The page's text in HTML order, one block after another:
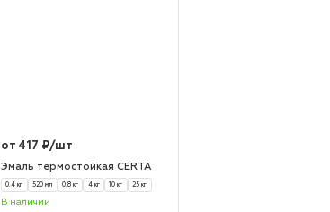
от 417 ₽/шт
Эмаль термостойкая CERTA
0.4 кг 520 мл 0.8 кг 4 кг 10 кг 25 кг
В наличии